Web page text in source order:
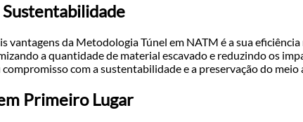
vantagens da Metodologia Túnel em NATM é a sua
a quantidade de material escavado e reduzindo os
com a sustentabilidade e a preservação do meio
Primeiro Lugar